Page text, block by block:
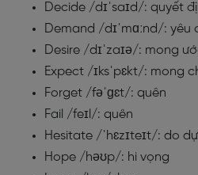
Decide /dɪˈsaɪd/: quyết
Demand /dɪˈmɑːnd/: yêu
Desire /dɪˈzaɪə/: mong
Expect /ɪksˈpɛkt/: mong
Forget /fəˈɡɛt/: quên
Fail /feɪl/: quên
Hesitate /ˈhɛzɪteɪt/: do dự
Hope /həʊp/: hi vọng